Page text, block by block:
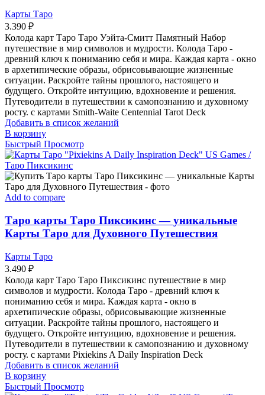
Карты Таро
3.390 ₽
Колода карт Таро Таро Уэйта-Смитт Памятный Набор
путешествие в мир символов и мудрости. Колода Таро -
древний ключ к пониманию себя и мира. Каждая карта - окно
в архетипические образы, обрисовывающие жизненные
ситуации. Раскройте тайны прошлого, настоящего и
будущего. Откройте интуицию, вдохновение и решения.
Путеводители в путешествии к самопознанию и духовному
росту. с картами Smith-Waite Centennial Tarot Deck
Добавить в список желаний
В корзину
Быстрый Просмотр
Add to compare
Таро карты Таро Пиксикинс — уникальные
Карты Таро для Духовного Путешествия
Карты Таро
3.490 ₽
Колода карт Таро Таро Пиксикинс путешествие в мир
символов и мудрости. Колода Таро - древний ключ к
пониманию себя и мира. Каждая карта - окно в
архетипические образы, обрисовывающие жизненные
ситуации. Раскройте тайны прошлого, настоящего и
будущего. Откройте интуицию, вдохновение и решения.
Путеводители в путешествии к самопознанию и духовному
росту. с картами Pixiekins A Daily Inspiration Deck
Добавить в список желаний
В корзину
Быстрый Просмотр